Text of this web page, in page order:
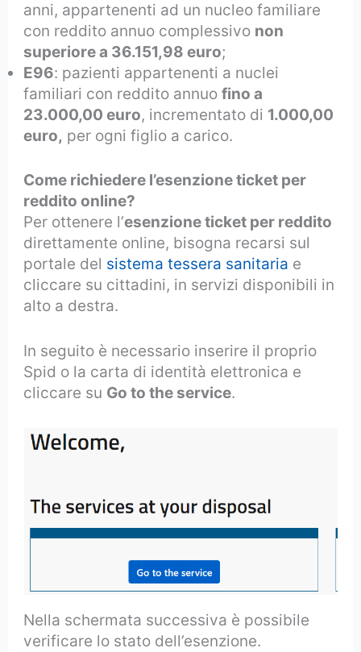
anni, appartenenti ad un nucleo familiare
con reddito annuo complessivo non
superiore a 36.151,98 euro;
E96: pazienti appartenenti a nuclei
familiari con reddito annuofino a
23.000,00 euro, incrementato di 1.000,00
euro, per ogni figlio a carico.
Come richiedere l’esenzione ticket per
reddito online?
Per ottenere l’esenzione ticket per reddito
direttamente online, bisogna recarsi sul
portale del sistema tessera sanitaria e
cliccare su cittadini, in servizi disponibili in
alto a destra.
In seguito è necessario inserire il proprio
Spid o la carta di identità elettronica e
cliccare su Go to the service.
Nella schermata successiva è possibile
verificare lo stato dell’esenzione.